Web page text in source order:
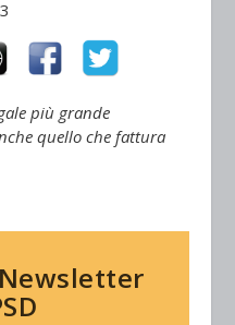
più grande
quello che fattura